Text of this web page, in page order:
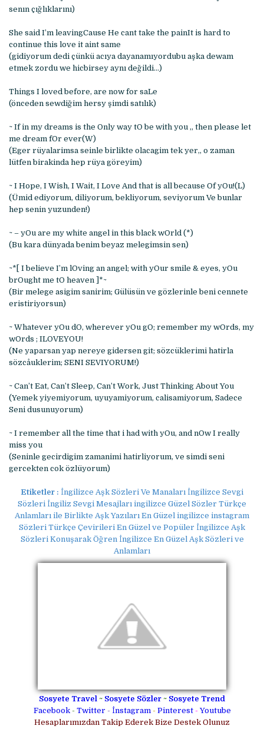
senın çığlıklarını)
She said I’m leavingCause He cant take the painIt is hard to
continue this love it aint same
(gidiyorum dedi çünkü acıya dayanamıyordubu aşka dewam
etmek zordu we hicbirsey aynı değildi…)
Things I loved before, are now for saLe
(önceden sewdiğim hersy şimdi satılık)
~ If in my dreams is the Only way tO be with you ,, then please let
me dream fOr ever(W)
(Eger rüyalarimsa seinle birlikte olacagim tek yer,, o zaman
lütfen birakinda hep rüya göreyim)
~ I Hope, I Wish, I Wait, I Love And that is all because Of yOu!(L)
(Ümid ediyorum, diliyorum, bekliyorum, seviyorum Ve bunlar
hep senin yuzunden!)
~ – yOu are my white angel in this black wOrld (*)
(Bu kara dünyada benim beyaz melegimsin sen)
~*[ I believe I’m lOving an angel; with yOur smile & eyes, yOu
brOught me tO heaven ]*~
(Bir melege asigim sanirim; Gülüsün ve gözlerinle beni cennete
eristiriyorsun)
~ Whatever yOu dO, wherever yOu gO; remember my wOrds, my
wOrds ; ILOVEYOU!
(Ne yaparsan yap nereye gidersen git; sözcüklerimi hatirla
sözcåuklerim; SENI SEVIYORUM!)
~ Can’t Eat, Can’t Sleep, Can’t Work, Just Thinking About You
(Yemek yiyemiyorum, uyuyamiyorum, calisamiyorum, Sadece
Seni dusunuyorum)
~ I remember all the time that i had with yOu, and nOw I really
miss you
(Seninle gecirdigim zamanimi hatirliyorum, ve simdi seni
gercekten cok özlüyorum)
Etiketler : İngilizce Aşk Sözleri Ve Manaları İngilizce Sevgi
Sözleri İngiliz Sevgi Mesajları ingilizce Güzel Sözler Türkçe
Anlamları ile Birlikte Aşk Yazıları En Güzel ingilizce instagram
Sözleri Türkçe Çevirileri En Güzel ve Popüler İngilizce Aşk
Sözleri Konuşarak Öğren İngilizce En Güzel Aşk Sözleri ve
Anlamları
Sosyete Travel ~ Sosyete Sözler ~ Sosyete Trend
Facebook- Twitter - İnstagram- Pinterest- Youtube
Hesaplarımızdan Takip Ederek Bize Destek Olunuz